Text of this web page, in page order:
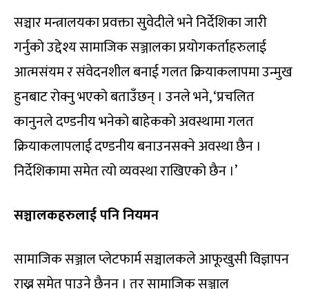
सञ्चार मन्त्रालयका प्रवक्ता सुवेदीले भने निर्देशिका जारी
गर्नुको उद्देश्य सामाजिक सञ्जालका प्रयोगकर्ताहरुलाई
आत्मसंयम र संवेदनशील बनाई गलत क्रियाकलापमा उन्मुख
हुनबाट रोक्नु भएको बताउँछन् । उनले भने, ‘प्रचलित
कानुनले दण्डनीय भनेको बाहेकको अवस्थामा गलत
क्रियाकलापलाई दण्डनीय बनाउनसक्ने अवस्था छैन ।
निर्देशिकामा समेत त्यो व्यवस्था राखिएको छैन ।’
सञ्चालकहरुलाई पनि नियमन
सामाजिक सञ्जाल प्लेटफार्म सञ्चालकले आफूखुसी विज्ञापन
राख्न समेत पाउने छैनन् । तर सामाजिक सञ्जाल